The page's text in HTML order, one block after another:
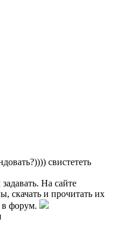
свистететь
На сайте
скачать и прочитать их
в форум.